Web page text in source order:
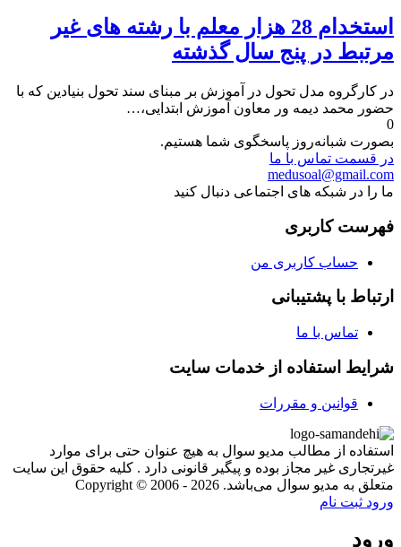
استخدام 28 هزار معلم با رشته های غیر
مرتبط در پنج سال گذشته
در کارگروه مدل تحول در آموزش بر مبنای سند تحول بنیادین که با
حضور محمد دیمه ور معاون آموزش ابتدایی،…
0
بصورت شبانه‌روز پاسخگوی شما هستیم.
در قسمت تماس با ما
medusoal@gmail.com
ما را در شبکه های اجتماعی دنبال کنید
فهرست کاربری
حساب کاربری من
ارتباط با پشتیبانی
تماس با ما
شرایط استفاده از خدمات سایت
قوانین و مقررات
استفاده از مطالب مدیو سوال به هیچ عنوان حتی برای موارد
غیرتجاری غیر مجاز بوده و پیگیر قانونی دارد . کلیه حقوق این سایت
متعلق به مدیو سوال می‌باشد. Copyright © 2006 - 2026
ورود ثبت نام
ورود